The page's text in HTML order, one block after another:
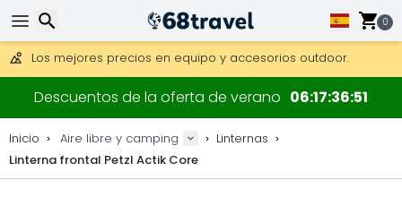
0
Envío DHL 1 día disponible.
30 días para devoluciones, 90 días para mapas de madera
Los mejores precios en equipo y accesorios outdoor.
Descuentos de la oferta de verano 06 17 36 51
Inicio Aire libre y camping
Linternas
Linterna frontal Petzl Actik Core
Buscar